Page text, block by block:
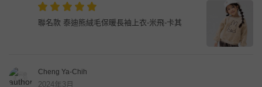
聯名款 泰迪熊絨毛保暖長袖上衣-米飛-卡其
Cheng Ya-Chih
2024年3月